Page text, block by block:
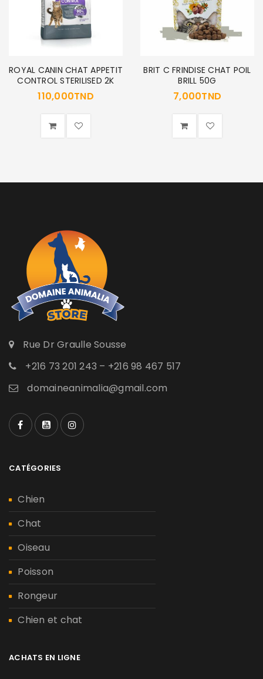
de passe*
Se souvenir de moi
SE CONNECTER
ROYAL CANIN CHAT APPETIT
CONTROL STERILISED 2K
110,000TND
BRIT C FRINDISE CHAT POIL
BRILL 50G
7,000TND
Rue Dr Graulle Sousse
+216 73 201 243 – +216 98 467 517
domaineanimalia@gmail.com
CATÉGORIES
Chien
Chat
Oiseau
Poisson
Rongeur
Chien et chat
ACHATS EN LIGNE